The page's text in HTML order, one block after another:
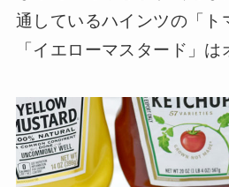
通しているハインツの「ト
「イエローマスタード」は